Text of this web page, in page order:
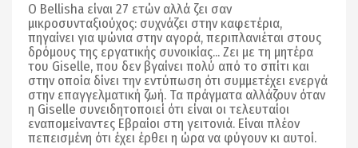
Ο Bellisha είναι 27 ετών αλλά ζει σαν
μικροσυνταξιούχος: συχνάζει στην καφετέρια,
πηγαίνει για ψώνια στην αγορά, περιπλανιέται στους
δρόμους της εργατικής συνοικίας... Ζει με τη μητέρα
του Giselle, που δεν βγαίνει πολύ από το σπίτι και
στην οποία δίνει την εντύπωση ότι συμμετέχει ενεργά
στην επαγγελματική ζωή. Τα πράγματα αλλάζουν όταν
η Giselle συνειδητοποιεί ότι είναι οι τελευταίοι
εναπομείναντες Εβραίοι στη γειτονιά. Είναι πλέον
πεπεισμένη ότι έχει έρθει η ώρα να φύγουν κι αυτοί.